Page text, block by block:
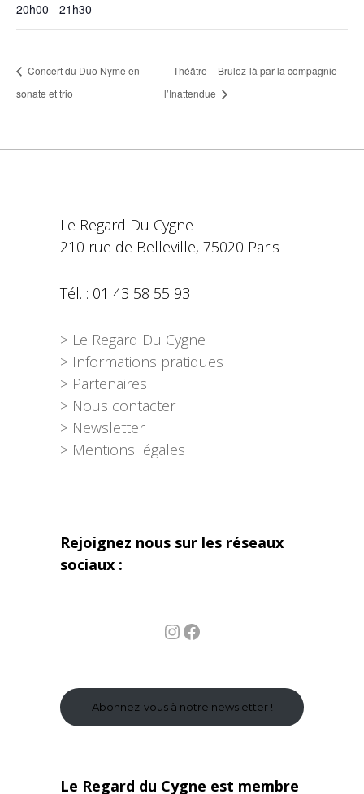
20h00 - 21h30
Concert du Duo Nyme en
sonate et trio
Théâtre – Brûlez-là par la compagnie
l’Inattendue
Le Regard Du Cygne
210 rue de Belleville, 75020 Paris
Tél. : 01 43 58 55 93
> Le Regard Du Cygne
> Informations pratiques
> Partenaires
> Nous contacter
> Newsletter
> Mentions légales
Rejoignez nous sur les réseaux
sociaux :
InstagramFacebook
Abonnez-vous à notre newsletter !
Le Regard du Cygne est membre